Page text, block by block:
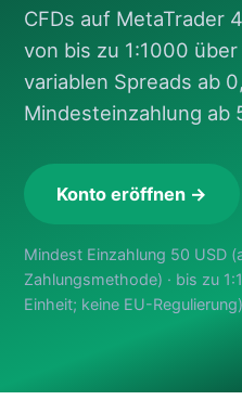
CFDs auf MetaTrader
von bis zu 1:1000
variablen Spreads ab
Mindesteinzahlung ab
Konto eröffnen →
Mindest Einzahlung 50 USD
Zahlungsmethode) · bis zu
Einheit; keine EU-